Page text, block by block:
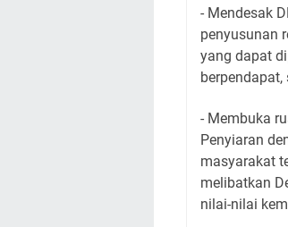
- Mendesak
penyusunan
yang dapat
- Membuka
Penyiaran
masyarakat
melibatkan
nilai-nilai